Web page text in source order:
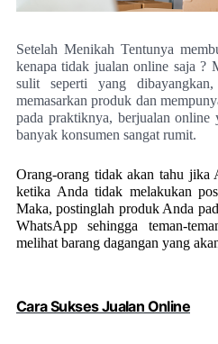
Setelah Menikah Tentunya
kenapa tidak jualan online saja ?
sulit seperti yang
memasarkan produk dan
pada praktiknya, berjualan online
banyak konsumen sangat rumit.
Orang-orang tidak akan tahu jika
ketika Anda tidak melakukan
Maka, postinglah produk Anda
WhatsApp sehingga teman-
melihat barang dagangan yang
Cara Sukses Jualan Online